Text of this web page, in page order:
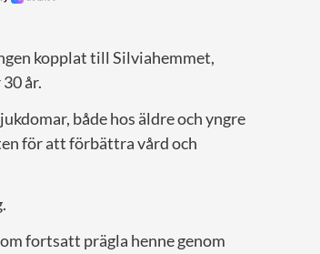
kopplat till Silviahemmet,
år.
både hos äldre och yngre
för att förbättra vård och
fortsatt prägla henne genom